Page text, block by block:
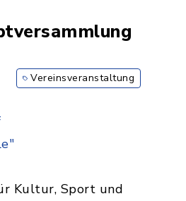
Vereinsveranstaltung
Kultur, Sport und